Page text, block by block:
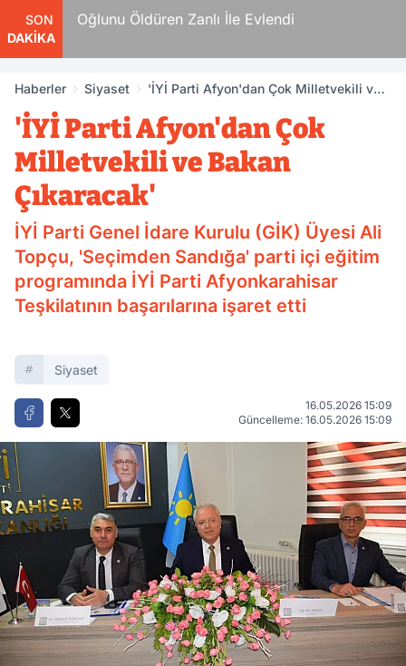
SON
DAKİKA
Oğlunu Öldüren Zanlı İle Evlendi
Haberler Siyaset
'İYİ Parti Afyon'dan Çok Milletvekili ve
'İYİ Parti Afyon'dan Çok
Milletvekili ve Bakan
Çıkaracak'
İYİ Parti Genel İdare Kurulu (GİK) Üyesi Ali
Topçu, 'Seçimden Sandığa' parti içi eğitim
programında İYİ Parti Afyonkarahisar
Teşkilatının başarılarına işaret etti
Siyaset
16.05.2026 15:09
Güncelleme: 16.05.2026 15:09